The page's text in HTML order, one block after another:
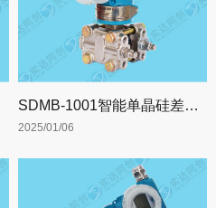
SDMB-1001智能单晶硅差压变送器
2025/01/06